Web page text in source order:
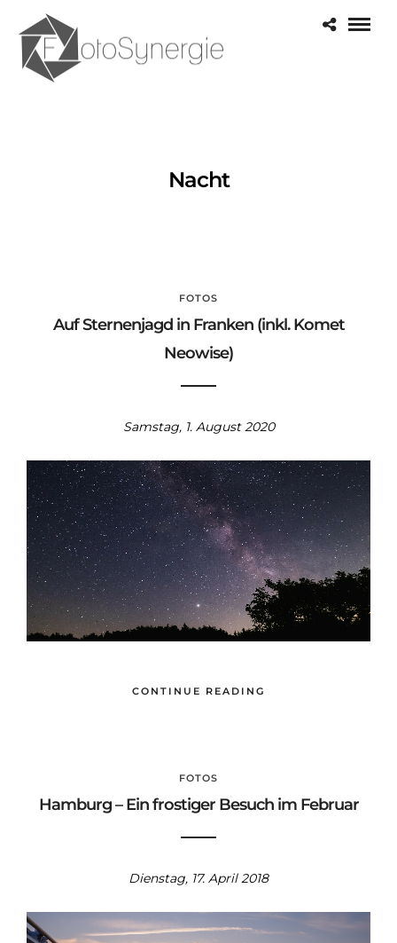
Nacht
FOTOS
Auf Sternenjagd in Franken (inkl. Komet
Neowise)
Samstag, 1. August 2020
CONTINUE READING
FOTOS
Hamburg – Ein frostiger Besuch im Februar
Dienstag, 17. April 2018